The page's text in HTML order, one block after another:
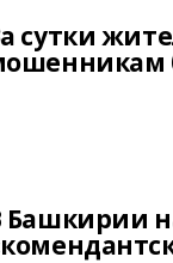
сутки
Башкирии